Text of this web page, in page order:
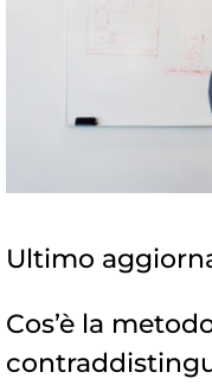
Ultimo
Cos’è la